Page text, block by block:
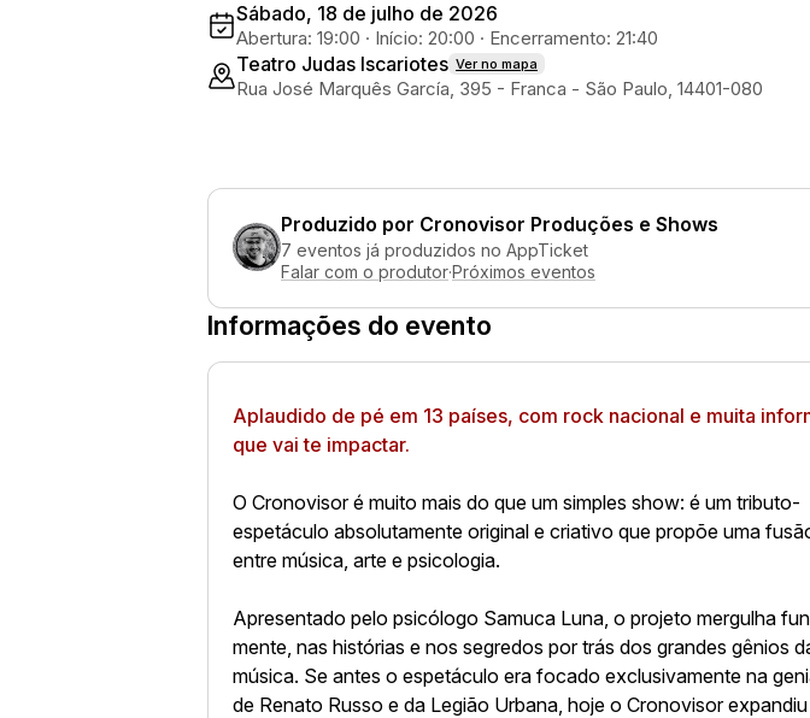
Sábado, 18 de julho de 2026
Abertura: 19:00 · Início: 20:00 · Encerramento: 21:40
Teatro Judas Iscariotes Ver no mapa
Rua José Marquês García, 395 - Franca - São Paulo, 14401-080
Produzido por Cronovisor Produções e Shows
7 eventos já produzidos no AppTicket
Falar com o produtor·Próximos eventos
Informações do evento
Aplaudido de pé em 13 países, com rock nacional e muita
que vai te impactar.
O Cronovisor é muito mais do que um simples show: é um tributo-
espetáculo absolutamente original e criativo que propõe uma
entre música, arte e psicologia.
Apresentado pelo psicólogo Samuca Luna, o projeto mergulha
mente, nas histórias e nos segredos por trás dos grandes gênios
música. Se antes o espetáculo era focado exclusivamente na
de Renato Russo e da Legião Urbana, hoje o Cronovisor